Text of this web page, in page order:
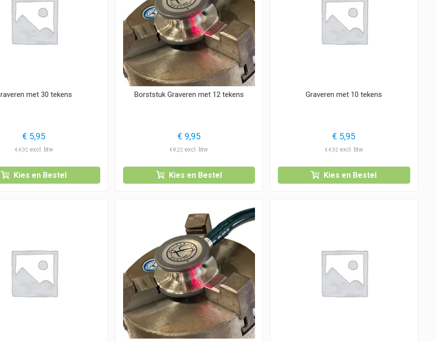
met 30 tekens
€ 5,95
€4,92
Kies en Bestel
Borststuk Graveren met 12 tekens
€ 9,95
€8,22
Kies en Bestel
Graveren met 10 tekens
€ 5,95
€4,92
Kies en Bestel